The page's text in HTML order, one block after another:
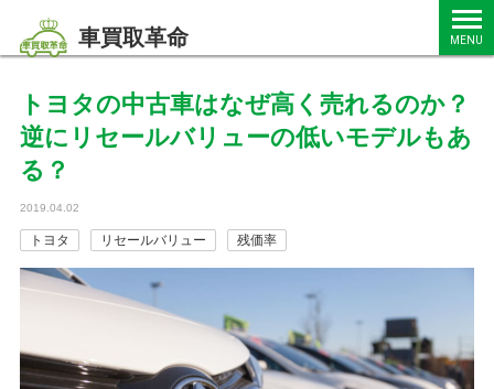
車買取革命 MENU
トヨタの中古車はなぜ高く売れるのか？
逆にリセールバリューの低いモデルもあ
る？
2019.04.02
トヨタ リセールバリュー 残価率